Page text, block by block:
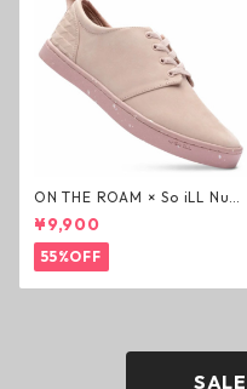
ON THE ROAM × So iLL Nubu
ck Wino ライフスタイルシュ
ーズ ダーティーピンク オンザ
ローム ジェイソンモモア OTR
スニーカー
¥9,900
55%OFF